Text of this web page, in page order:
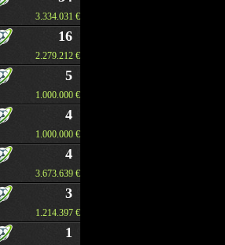
3.334.031 €
16
2.279.212 €
5
1.000.000 €
4
1.000.000 €
4
3.673.639 €
3
1.214.397 €
1